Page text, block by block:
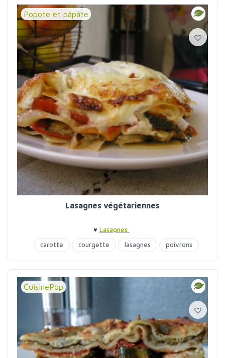
Popote et pâpâte
Lasagnes végétariennes
♥ Lasagnes
carotte
courgette lasagnes poivrons
CuisinePop